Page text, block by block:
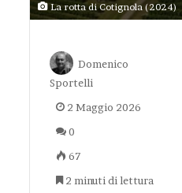
La rotta di Cotignola (2024)
Domenico
Sportelli
2 Maggio 2026
0
67
2 minuti di lettura